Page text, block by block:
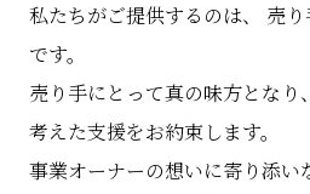
私たちがご提供するのは、
売
です。
売り手にとって真の味方となり、
考えた支援をお約束します。
事業オーナーの想いに寄り添い